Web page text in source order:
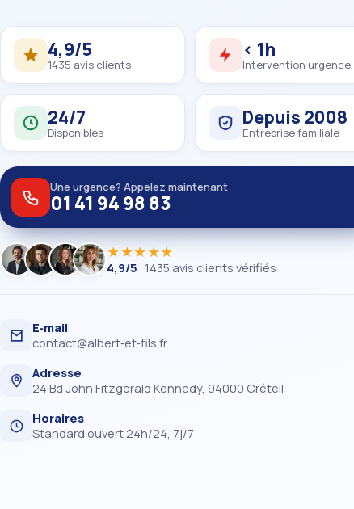
4,9/5
1435 avis clients
< 1h
Intervention urgence
24/7
Disponibles
Depuis 2008
Entreprise familiale
Une urgence? Appelez maintenant
01 41 94 98 83
★★★★★
4,9/5 · 1435 avis clients vérifiés
E‑mail
contact@albert‑et‑fils.fr
Adresse
24 Bd John Fitzgerald Kennedy, 94000 Créteil
Horaires
Standard ouvert 24h/24, 7j/7